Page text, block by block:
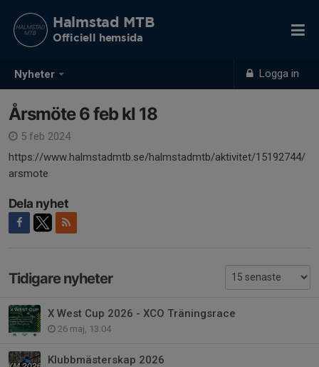
Nyheter Logga in
Halmstad MTB
Officiell hemsida
Årsmöte 6 feb kl 18
5 feb 2024
https://www.halmstadmtb.se/halmstadmtb/aktivitet/15192744/
arsmote
Dela nyhet
Tidigare nyheter
X West Cup 2026 - XCO Träningsrace
26 maj, 13:04
Klubbmästerskap 2026